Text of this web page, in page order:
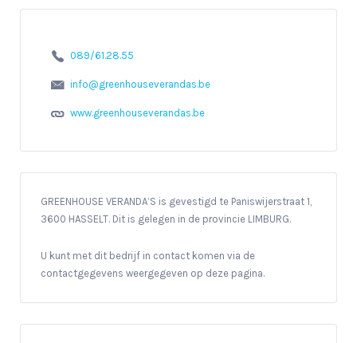
089/61.28.55
info@greenhouseverandas.be
www.greenhouseverandas.be
GREENHOUSE VERANDA’S is gevestigd te Paniswijerstraat 1,
3600 HASSELT. Dit is gelegen in de provincie LIMBURG.
U kunt met dit bedrijf in contact komen via de
contactgegevens weergegeven op deze pagina.